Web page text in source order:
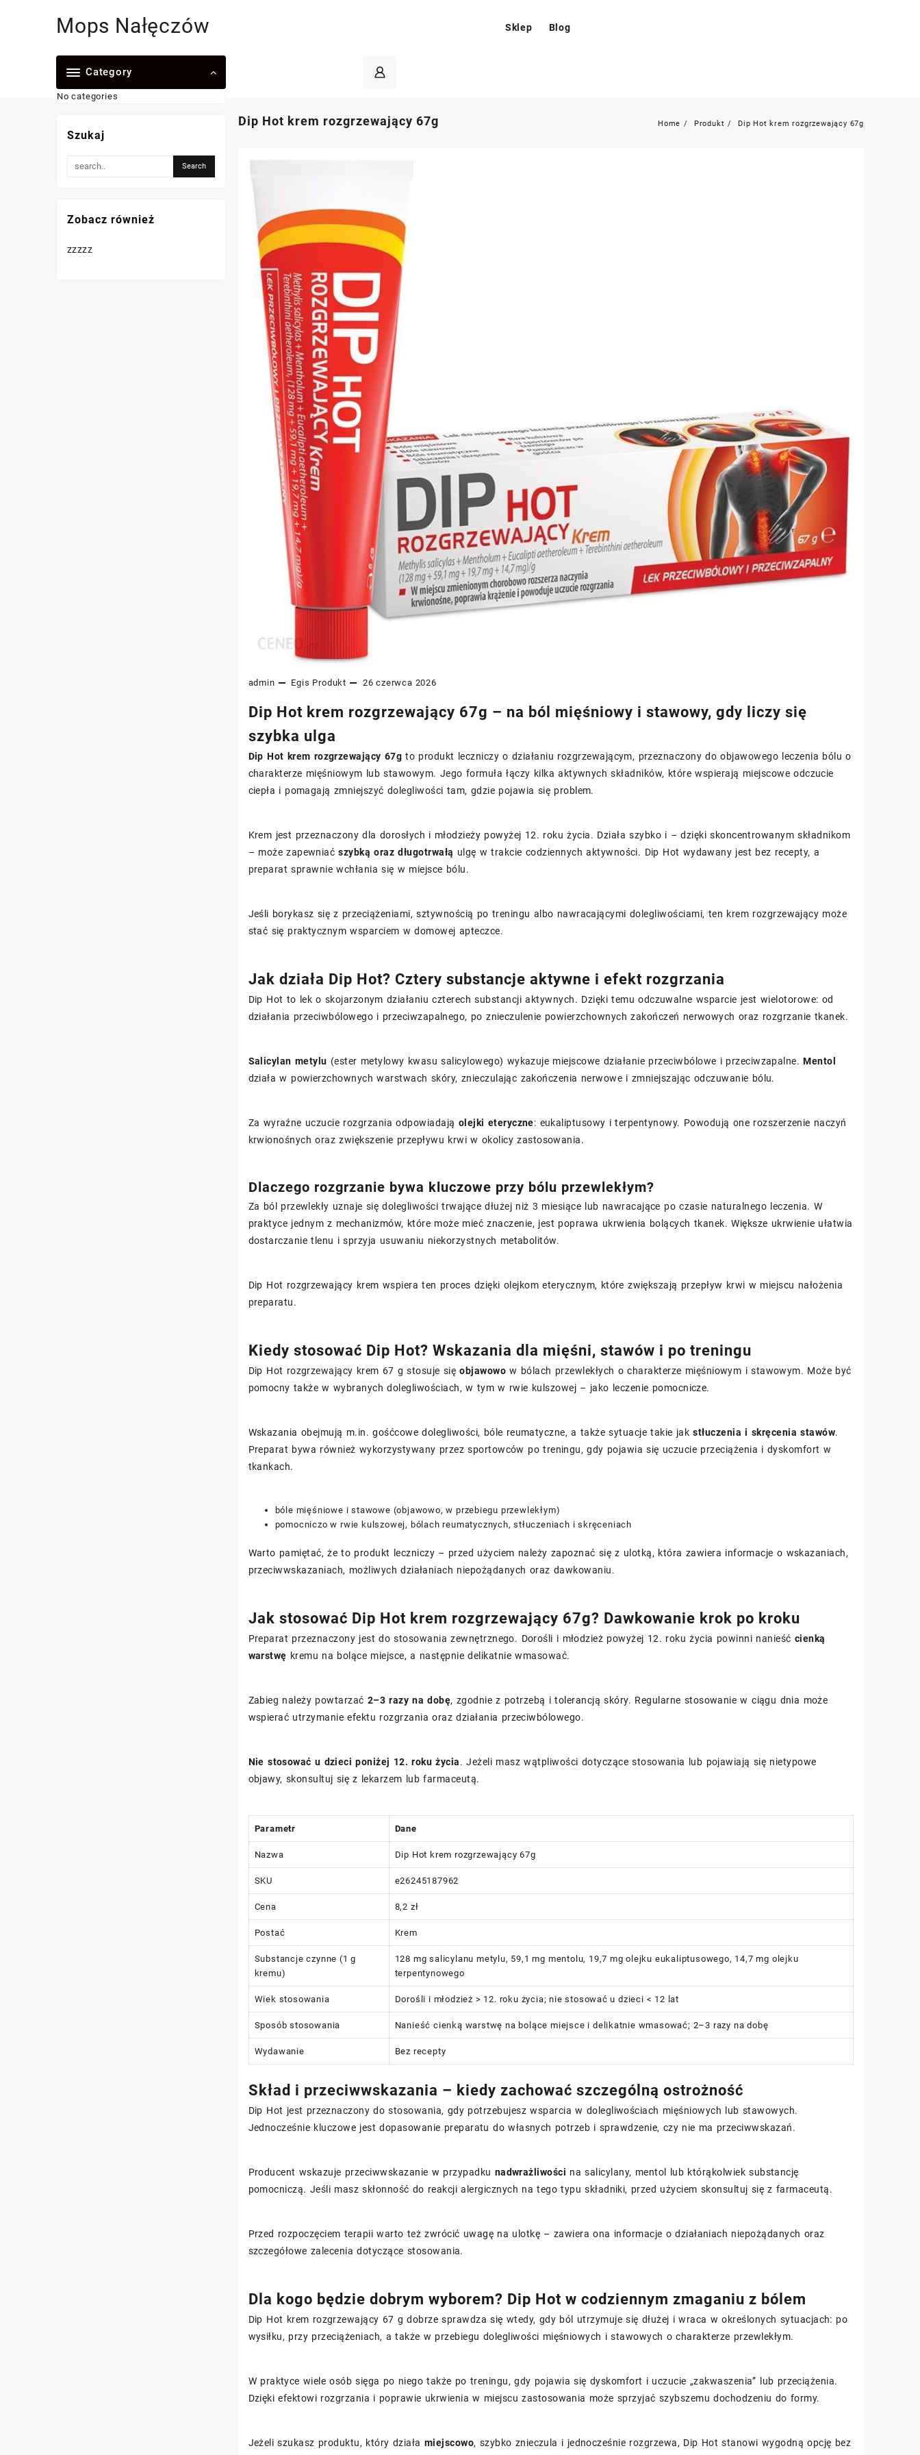
Mops Nałęczów Sklep Blog
Category
No categories
Dip Hot krem rozgrzewający 67g Home Produkt Dip Hot krem rozgrzewający 67g
admin Egis Produkt 26 czerwca 2026
Dip Hot krem rozgrzewający 67g – na ból mięśniowy i stawowy, gdy liczy się
szybka ulga
Dip Hot krem rozgrzewający 67g to produkt leczniczy o działaniu rozgrzewającym, przeznaczony do objawowego leczenia bólu o
charakterze mięśniowym lub stawowym. Jego formuła łączy kilka aktywnych składników, które wspierają miejscowe odczucie
ciepła i pomagają zmniejszyć dolegliwości tam, gdzie pojawia się problem.
Krem jest przeznaczony dla dorosłych i młodzieży powyżej 12. roku życia. Działa szybko i – dzięki skoncentrowanym składnikom
– może zapewniaćszybką oraz długotrwałą ulgę w trakcie codziennych aktywności. Dip Hot wydawany jest bez recepty, a
preparat sprawnie wchłania się w miejsce bólu.
Jeśli borykasz się z przeciążeniami, sztywnością po treningu albo nawracającymi dolegliwościami, ten krem rozgrzewający może
stać się praktycznym wsparciem w domowej apteczce.
Jak działa Dip Hot? Cztery substancje aktywne i efekt rozgrzania
Dip Hot to lek o skojarzonym działaniu czterech substancji aktywnych. Dzięki temu odczuwalne wsparcie jest wielotorowe: od
działania przeciwbólowego i przeciwzapalnego, po znieczulenie powierzchownych zakończeń nerwowych oraz rozgrzanie tkanek.
Salicylan metylu (ester metylowy kwasu salicylowego) wykazuje miejscowe działanie przeciwbólowe i przeciwzapalne.Mentol
działa w powierzchownych warstwach skóry, znieczulając zakończenia nerwowe i zmniejszając odczuwanie bólu.
Za wyraźne uczucie rozgrzania odpowiadają olejki eteryczne: eukaliptusowy i terpentynowy. Powodują one rozszerzenie naczyń
krwionośnych oraz zwiększenie przepływu krwi w okolicy zastosowania.
Dlaczego rozgrzanie bywa kluczowe przy bólu przewlekłym?
Za ból przewlekły uznaje się dolegliwości trwające dłużej niż 3 miesiące lub nawracające po czasie naturalnego leczenia. W
praktyce jednym z mechanizmów, które może mieć znaczenie, jest poprawa ukrwienia bolących tkanek. Większe ukrwienie ułatwia
dostarczanie tlenu i sprzyja usuwaniu niekorzystnych metabolitów.
Dip Hot rozgrzewający krem wspiera ten proces dzięki olejkom eterycznym, które zwiększają przepływ krwi w miejscu nałożenia
preparatu.
Kiedy stosować Dip Hot? Wskazania dla mięśni, stawów i po treningu
Dip Hot rozgrzewający krem 67 g stosuje sięobjawowo w bólach przewlekłych o charakterze mięśniowym i stawowym. Może być
pomocny także w wybranych dolegliwościach, w tym w rwie kulszowej – jako leczenie pomocnicze.
Wskazania obejmują m.in. gośćcowe dolegliwości, bóle reumatyczne, a także sytuacje takie jakstłuczenia i skręcenia stawów.
Preparat bywa również wykorzystywany przez sportowców po treningu, gdy pojawia się uczucie przeciążenia i dyskomfort w
tkankach.
bóle mięśniowe i stawowe (objawowo, w przebiegu przewlekłym)
pomocniczo w rwie kulszowej, bólach reumatycznych, stłuczeniach i skręceniach
Warto pamiętać, że to produkt leczniczy – przed użyciem należy zapoznać się z ulotką, która zawiera informacje o wskazaniach,
przeciwwskazaniach, możliwych działaniach niepożądanych oraz dawkowaniu.
Jak stosować Dip Hot krem rozgrzewający 67g? Dawkowanie krok po kroku
Preparat przeznaczony jest do stosowania zewnętrznego. Dorośli i młodzież powyżej 12. roku życia powinni nanieść cienką
warstwę kremu na bolące miejsce, a następnie delikatnie wmasować.
Zabieg należy powtarzać 2–3 razy na dobę, zgodnie z potrzebą i tolerancją skóry. Regularne stosowanie w ciągu dnia może
wspierać utrzymanie efektu rozgrzania oraz działania przeciwbólowego.
Nie stosować u dzieci poniżej 12. roku życia. Jeżeli masz wątpliwości dotyczące stosowania lub pojawiają się nietypowe
objawy, skonsultuj się z lekarzem lub farmaceutą.
Parametr Dane
Nazwa Dip Hot krem rozgrzewający 67g
SKU e26245187962
Cena 8,2 zł
Postać Krem
Substancje czynne (1 g
kremu)
128 mg salicylanu metylu, 59,1 mg mentolu, 19,7 mg olejku eukaliptusowego, 14,7 mg olejku
terpentynowego
Wiek stosowania Dorośli i młodzież > 12. roku życia; nie stosować u dzieci < 12 lat
Sposób stosowania Nanieść cienką warstwę na bolące miejsce i delikatnie wmasować; 2–3 razy na dobę
Wydawanie Bez recepty
Skład i przeciwwskazania – kiedy zachować szczególną ostrożność
Dip Hot jest przeznaczony do stosowania, gdy potrzebujesz wsparcia w dolegliwościach mięśniowych lub stawowych.
Jednocześnie kluczowe jest dopasowanie preparatu do własnych potrzeb i sprawdzenie, czy nie ma przeciwwskazań.
Producent wskazuje przeciwwskazanie w przypadku nadwrażliwości na salicylany, mentol lub którąkolwiek substancję
pomocniczą. Jeśli masz skłonność do reakcji alergicznych na tego typu składniki, przed użyciem skonsultuj się z farmaceutą.
Przed rozpoczęciem terapii warto też zwrócić uwagę na ulotkę – zawiera ona informacje o działaniach niepożądanych oraz
szczegółowe zalecenia dotyczące stosowania.
Dla kogo będzie dobrym wyborem? Dip Hot w codziennym zmaganiu z bólem
Dip Hot krem rozgrzewający 67 g dobrze sprawdza się wtedy, gdy ból utrzymuje się dłużej i wraca w określonych sytuacjach: po
wysiłku, przy przeciążeniach, a także w przebiegu dolegliwości mięśniowych i stawowych o charakterze przewlekłym.
W praktyce wiele osób sięga po niego także po treningu, gdy pojawia się dyskomfort i uczucie „zakwaszenia” lub przeciążenia.
Dzięki efektowi rozgrzania i poprawie ukrwienia w miejscu zastosowania może sprzyjać szybszemu dochodzeniu do formy.
Jeżeli szukasz produktu, który działa miejscowo, szybko znieczula i jednocześnie rozgrzewa, Dip Hot stanowi wygodną opcję bez
Szukaj
Zobacz również
zzzzz